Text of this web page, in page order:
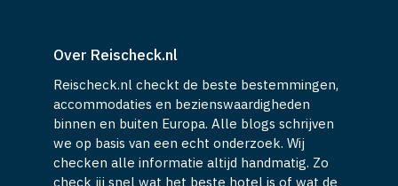
Over Reischeck.nl
Reischeck.nl checkt de beste bestemmingen,
accommodaties en bezienswaardigheden
binnen en buiten Europa. Alle blogs schrijven
we op basis van een echt onderzoek. Wij
checken alle informatie altijd handmatig. Zo
check jij snel wat het beste hotel is of wat de